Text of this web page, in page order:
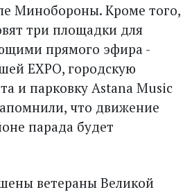
Минобороны. Кроме того,
три площадки для
прямого эфира -
EXPO, городскую
и парковку Astana Music
что движение
парада будет
ветераны Великой